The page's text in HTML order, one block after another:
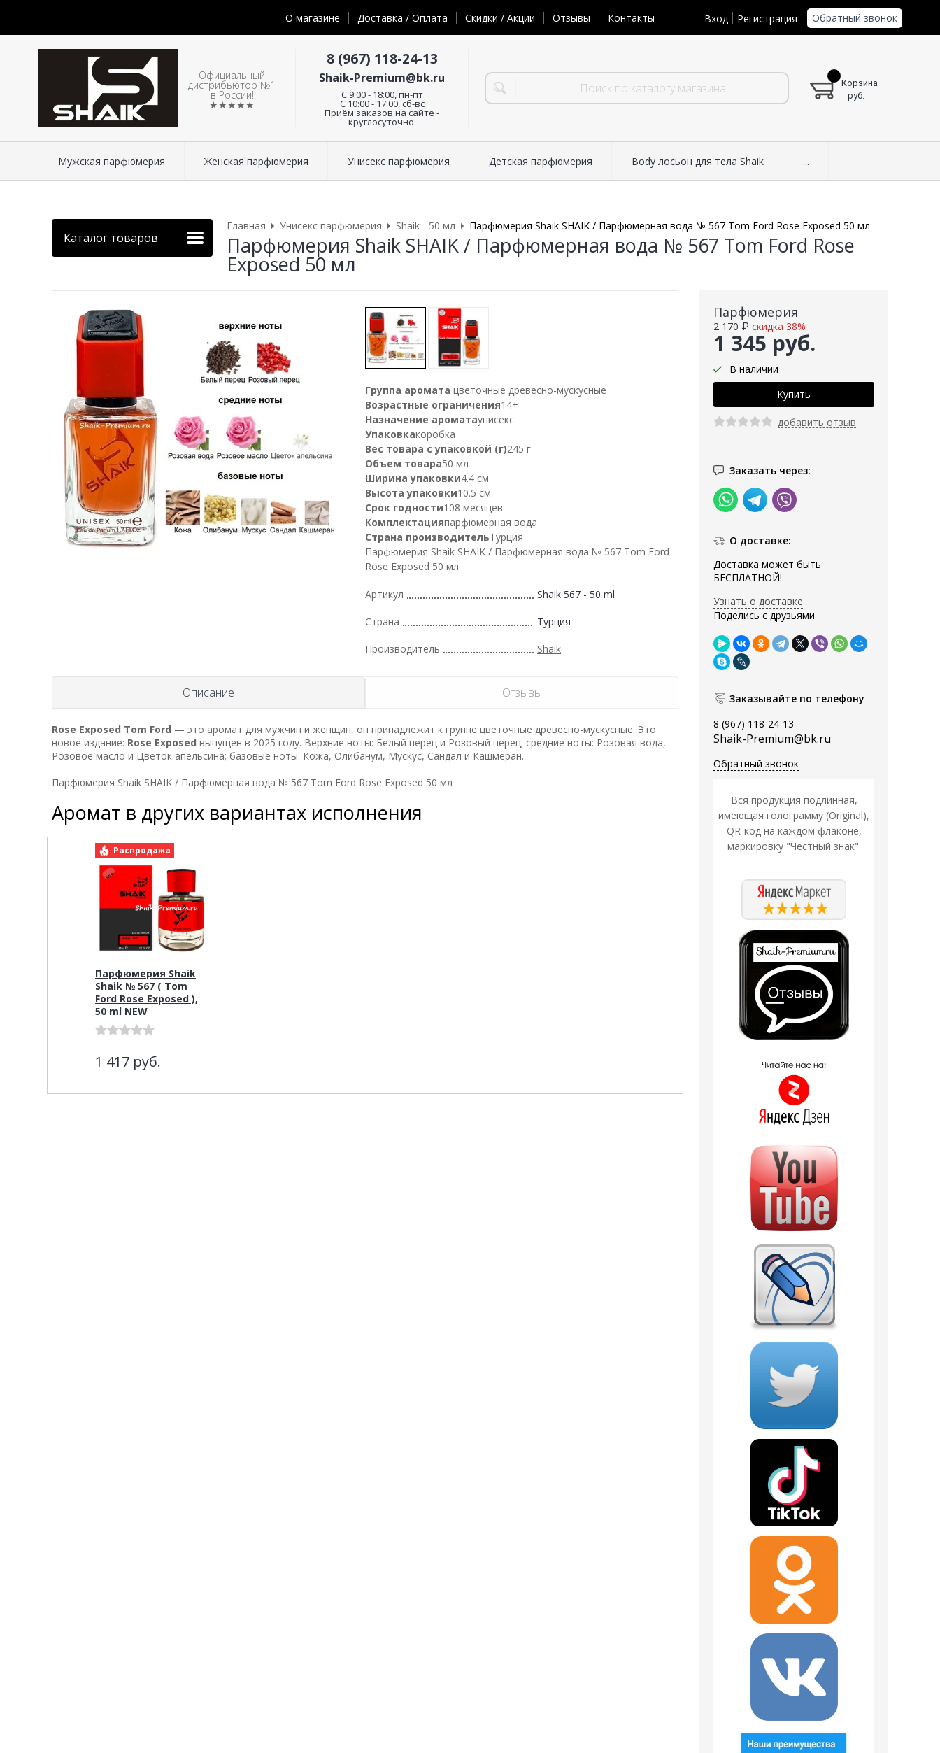
О магазине Доставка / Оплата Скидки / Акции Отзывы Контакты Вход Регистрация Обратный звонок
Официальный
дистрибьютор №1
в России!
★★★★★
8 (967) 118-24-13
Shaik-Premium@bk.ru
C 9:00 - 18:00, пн-пт
С 10:00 - 17:00, сб-вс
Приём заказов на сайте -
круглосуточно.
Корзина
руб.
Мужская парфюмерия Женская парфюмерия Унисекс парфюмерия Детская парфюмерия Body лосьон для тела Shaik ...
Каталог товаров
Главная Унисекс парфюмерия Shaik - 50 мл Парфюмерия Shaik SHAIK / Парфюмерная вода № 567 Tom Ford Rose Exposed 50 мл
Парфюмерия Shaik SHAIK / Парфюмерная вода № 567 Tom Ford Rose
Exposed 50 мл
Парфюмерия
1 345 руб.
2 170 ₽ скидка 38%
В наличии
добавить отзыв
Заказать через:
О доставке:
Доставка может быть
БЕСПЛАТНОЙ!
Узнать о доставке
Поделись с друзьями
Заказывайте по телефону
8 (967) 118-24-13
Shaik-Premium@bk.ru
Обратный звонок
Вся продукция подлинная,
имеющая голограмму (Original),
QR-код на каждом флаконе,
маркировку "Честный знак".
Группа аромата цветочные древесно-мускусные
Возрастные ограничения14+
Назначение ароматаунисекс
Упаковкакоробка
Вес товара с упаковкой (г)245 г
Объем товара50 мл
Ширина упаковки4.4 см
Высота упаковки10.5 см
Срок годности108 месяцев
Комплектацияпарфюмерная вода
Страна производительТурция
Парфюмерия Shaik SHAIK / Парфюмерная вода № 567 Tom Ford
Rose Exposed 50 мл
Артикул Shaik 567 - 50 ml
Страна Турция
Производитель Shaik
Описание Отзывы
Rose Exposed Tom Ford — это аромат для мужчин и женщин, он принадлежит к группе цветочные древесно-мускусные. Это
новое издание: Rose Exposed выпущен в 2025 году. Верхние ноты: Белый перец и Розовый перец; средние ноты: Розовая вода,
Розовое масло и Цветок апельсина; базовые ноты: Кожа, Олибанум, Мускус, Сандал и Кашмеран.
Парфюмерия Shaik SHAIK / Парфюмерная вода № 567 Tom Ford Rose Exposed 50 мл
Аромат в других вариантах исполнения
Распродажа
Парфюмерия Shaik
Shaik № 567 ( Tom
Ford Rose Exposed ),
50 ml NEW
1 417 руб.